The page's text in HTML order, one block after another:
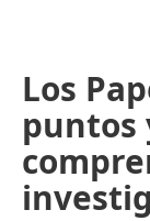
Los
puntos